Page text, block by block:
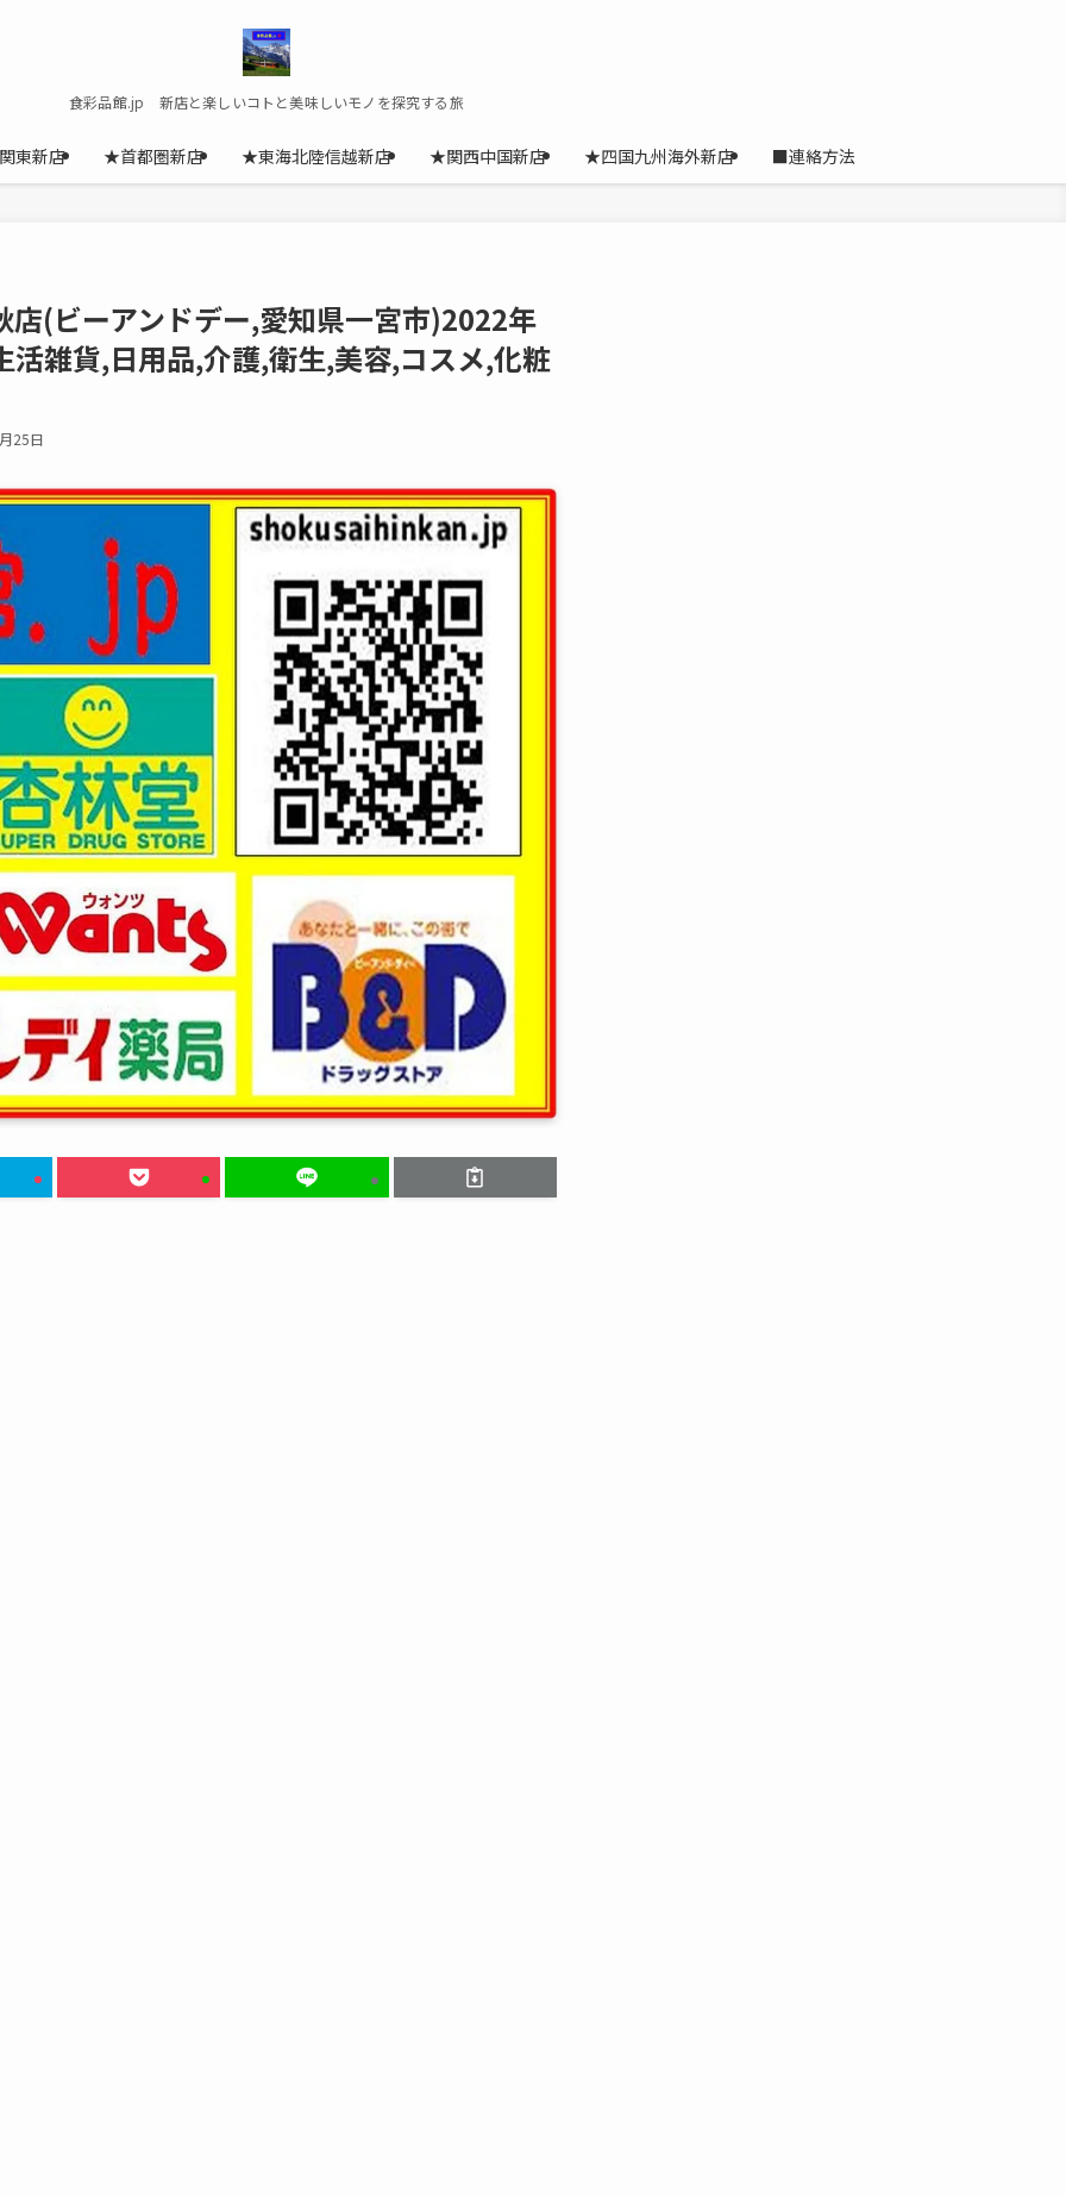
食彩品館.jp 新店と楽しいコトと美味しいモノを探究する旅
東新店 ★首都圏新店 ★東海北陸信越新店 ★関西中国新店 ★四国九州海外新店 ■連絡方法
(ビーアンドデー,愛知県一宮市)2022年
雑貨,日用品,介護,衛生,美容,コスメ,化粧
25日